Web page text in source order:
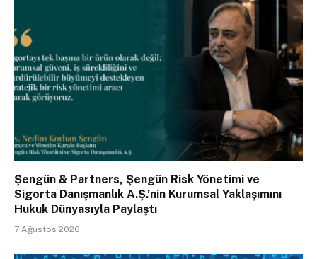
Şengün & Partners, Şengün Risk Yönetimi ve
Sigorta Danışmanlık A.Ş.’nin Kurumsal Yaklaşımını
Hukuk Dünyasıyla Paylaştı
7 Ağustos 2026